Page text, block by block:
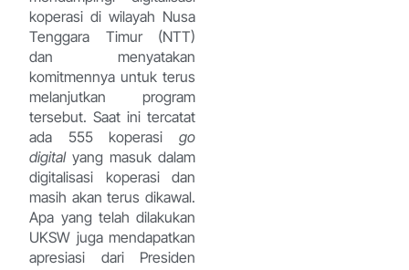
koperasi di wilayah Nusa
Tenggara Timur (NTT)
dan menyatakan
komitmennya untuk terus
melanjutkan program
tersebut. Saat ini tercatat
ada 555 koperasi go
digitalyang masuk dalam
digitalisasi koperasi dan
masih akan terus dikawal.
Apa yang telah dilakukan
UKSW juga mendapatkan
apresiasi dari Presiden